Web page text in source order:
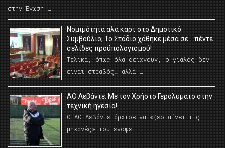
στην Ένωση …
Νομιμότητα αλά καρτ στο Δημοτικό
Συμβούλιο; Το Στάδιο χάθηκε μέσα σε… πέντε
σελίδες προϋπολογισμού!
Τελικά, όπως όλα δείχνουν, ο γιαλός δεν
είναι στραβός… αλλά …
ΑΟ Λεβάντε: Με τον Χρήστο Γερολυμάτο στην
τεχνική ηγεσία!
Ο ΑΟ Λεβάντε άρχισε να «ζεσταίνει τις
μηχανές» του ενόψει …